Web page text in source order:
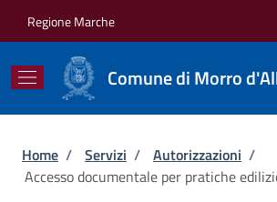
Regione Marche
Comune di Morro
Briciole di pane
Home / Servizi / Autorizzazioni /
Accesso documentale per pratiche